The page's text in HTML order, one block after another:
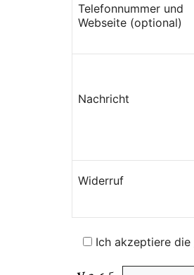
Telefonnummer und
Webseite (optional)
Nachricht
Widerruf
Ich akzeptiere die